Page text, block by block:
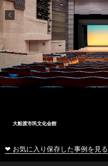
大船渡市民文化会館
❤ お気に入り保存した事例を見る